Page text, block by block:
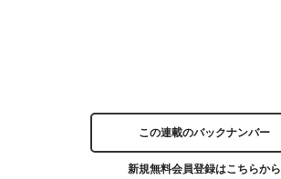
この連載のバックナンバー
新規無料会員登録はこちらから